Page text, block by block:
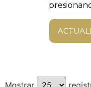
Mostrar